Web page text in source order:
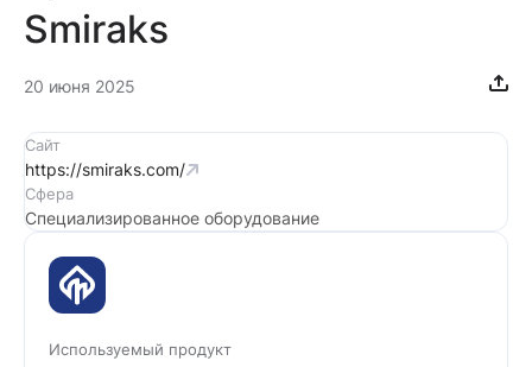
Smiraks
20 июня 2025
Сайт
https://smiraks.com/
Сфера
Специализированное оборудование
Используемый продукт